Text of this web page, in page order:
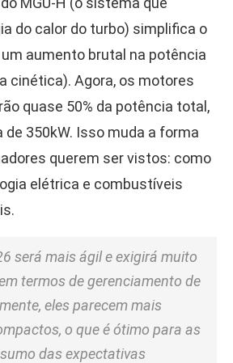
do calor do turbo) simplifica o
aumento brutal na potência
cinética). Agora, os motores
quase 50% da potência total,
de 350kW. Isso muda a forma
querem ser vistos: como
elétrica e combustíveis
será mais ágil e exigirá muito
termos de gerenciamento de
eles parecem mais
o que é ótimo para as
das expectativas